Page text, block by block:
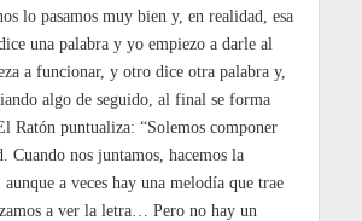
lo pasamos muy bien y, en realidad, esa
una palabra y yo empiezo a darle al
a funcionar, y otro dice otra palabra y,
algo de seguido, al final se forma
Ratón puntualiza: “Solemos componer
Cuando nos juntamos, hacemos la
a veces hay una melodía que trae
a ver la letra… Pero no hay un